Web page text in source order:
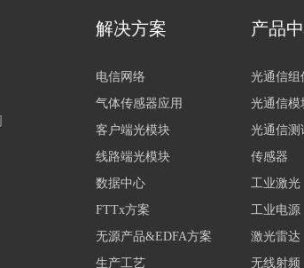
解决方案
电信网络
气体传感器应用
客户端光模块
线路端光模块
数据中心
FTTx方案
无源产品&EDFA方案
生产工艺
产品
光通信组
光通信模
光通信测
传感器
工业激光
工业电源
激光雷达
无线射频